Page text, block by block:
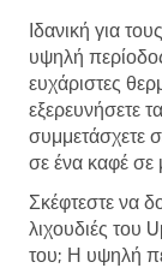
Ιδανική για
υψηλή
ευχάριστες
εξερευνήσετε
συμμετάσχετε
σε ένα καφέ σε
Σκέφτεστε να
λιχουδιές του
του; Η υψηλή